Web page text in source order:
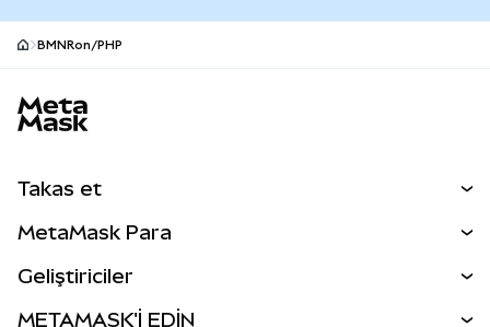
BMNRon/PHP
Takas et
Perps
MetaMask Para
Geliştiriciler
METAMASK'İ EDİN